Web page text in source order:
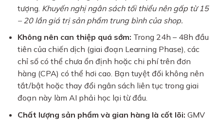
tượng. Khuyến nghị ngân sách tối thiểu nên gấp từ 15
– 20 lần giá trị sản phẩm trung bình của shop.
Không nên can thiệp quá sớm: Trong 24h – 48h đầu
tiên của chiến dịch (giai đoạn Learning Phase), các
chỉ số có thể chưa ổn định hoặc chi phí trên đơn
hàng (CPA) có thể hơi cao. Bạn tuyệt đối không nên
tắt/bật hoặc thay đổi ngân sách liên tục trong giai
đoạn này làm AI phải học lại từ đầu.
Chất lượng sản phẩm và gian hàng là cốt lõi: GMV